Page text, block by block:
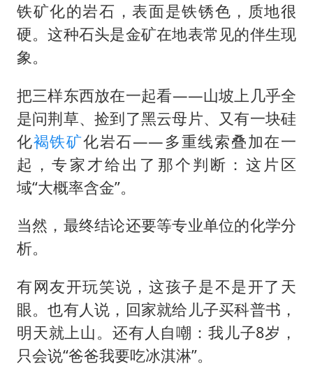
铁矿化的岩石，表面是铁锈色，质地很
硬。这种石头是金矿在地表常见的伴生现
象。
把三样东西放在一起看——山坡上几乎全
是问荆草、捡到了黑云母片、又有一块硅
化褐铁矿化岩石——多重线索叠加在一
起，专家才给出了那个判断：这片区
域“大概率含金”。
当然，最终结论还要等专业单位的化学分
析。
有网友开玩笑说，这孩子是不是开了天
眼。也有人说，回家就给儿子买科普书，
明天就上山。还有人自嘲：我儿子8岁，
只会说“爸爸我要吃冰淇淋”。